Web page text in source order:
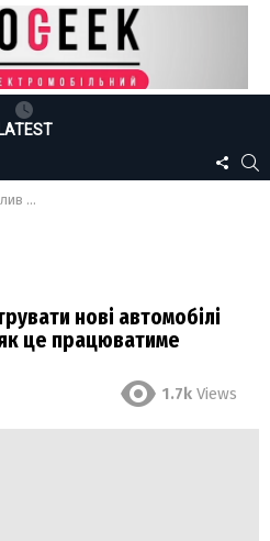
LATEST
US
працюватиме
нові автомобілі
це працюватиме
1.7k Views